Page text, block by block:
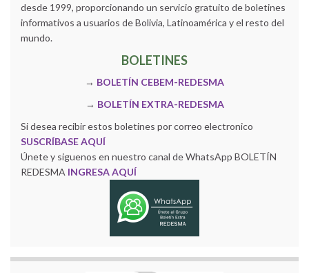
desde 1999, proporcionando un servicio gratuito de boletines
informativos a usuarios de Bolivia, Latinoamérica y el resto del
mundo.
BOLETINES
→ BOLETÍN CEBEM-REDESMA
→ BOLETÍN EXTRA-REDESMA
Si desea recibir estos boletines por correo electronico
SUSCRÍBASE AQUÍ
Únete y siguenos en nuestro canal de WhatsApp BOLETÍN
REDESMA INGRESA AQUÍ